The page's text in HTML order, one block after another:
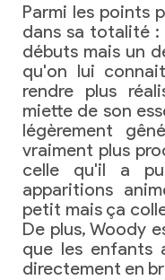
Parmi les points
dans sa totalité
débuts mais un
qu'on lui
rendre plus
miette de son
légèrement
vraiment plus
celle qu'il a
apparitions
petit mais ça
De plus, Woody
que les enfants
directement en